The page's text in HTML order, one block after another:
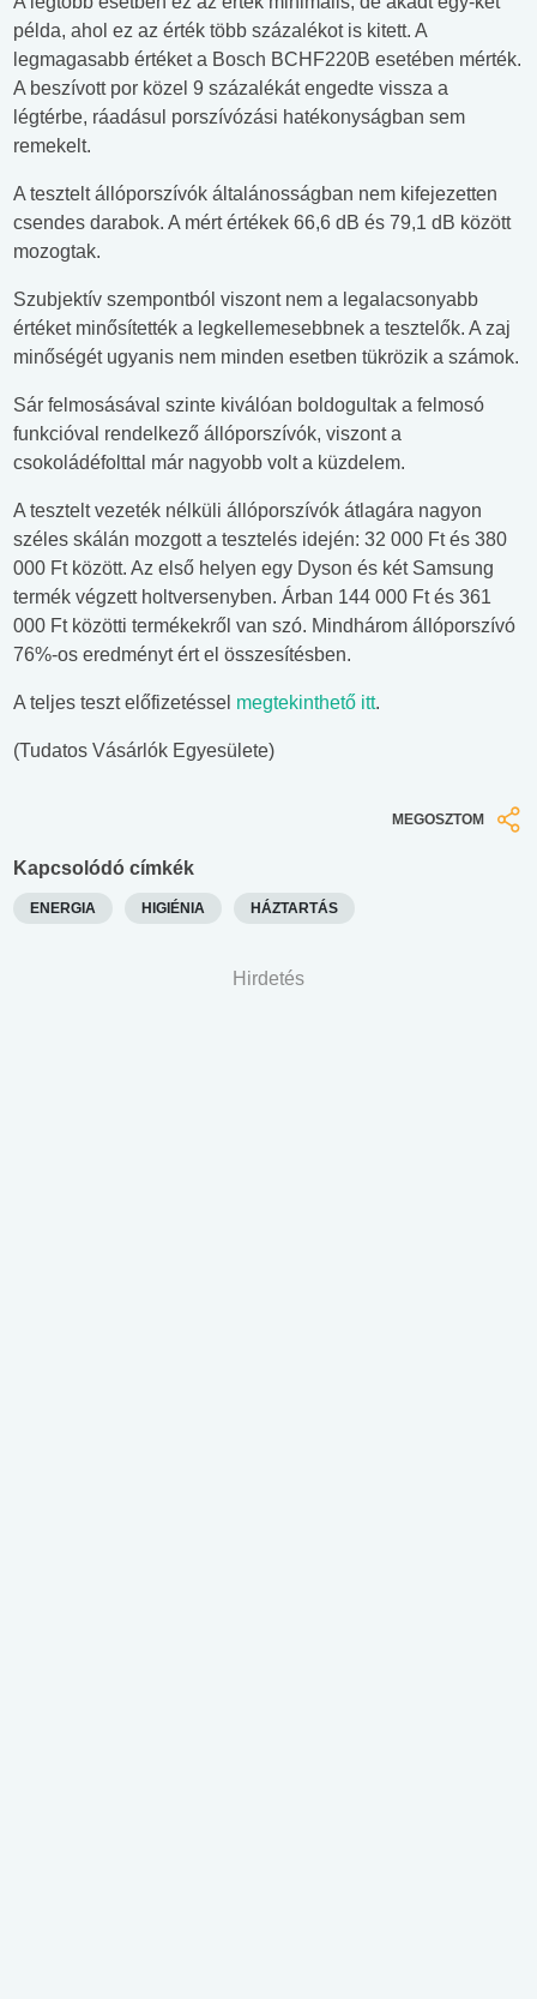
példa, ahol ez az érték több százalékot is kitett. A
legmagasabb értéket a Bosch BCHF220B esetében mérték.
A beszívott por közel 9 százalékát engedte vissza a
légtérbe, ráadásul porszívózási hatékonyságban sem
remekelt.
A tesztelt állóporszívók általánosságban nem kifejezetten
csendes darabok. A mért értékek 66,6 dB és 79,1 dB között
mozogtak.
Szubjektív szempontból viszont nem a legalacsonyabb
értéket minősítették a legkellemesebbnek a tesztelők. A zaj
minőségét ugyanis nem minden esetben tükrözik a számok.
Sár felmosásával szinte kiválóan boldogultak a felmosó
funkcióval rendelkező állóporszívók, viszont a
csokoládéfolttal már nagyobb volt a küzdelem.
A tesztelt vezeték nélküli állóporszívók átlagára nagyon
széles skálán mozgott a tesztelés idején: 32 000 Ft és 380
000 Ft között. Az első helyen egy Dyson és két Samsung
termék végzett holtversenyben. Árban 144 000 Ft és 361
000 Ft közötti termékekről van szó. Mindhárom állóporszívó
76%-os eredményt ért el összesítésben.
A teljes teszt előfizetéssel megtekinthető itt.
(Tudatos Vásárlók Egyesülete)
MEGOSZTOM
Kapcsolódó címkék
ENERGIA HIGIÉNIA HÁZTARTÁS
Hirdetés